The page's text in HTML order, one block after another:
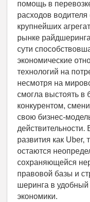
помощь в
расходов
крупнейших
рынке
сути
экономические
технологий на
несмотря на
смогла выстоять в
конкурентом,
свою бизнес-
развития как Uber,
остаются
сохраняющейся
правовой базы и
шеринга в удобный
экономики.